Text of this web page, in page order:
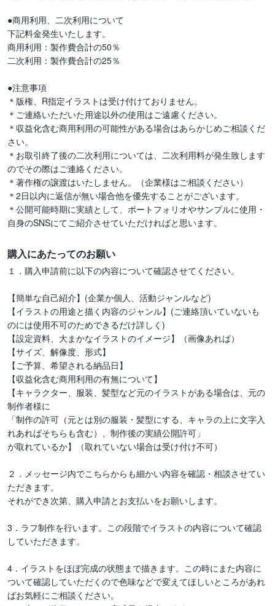
●商用利用、二次利用について
下記料金発生いたします。
商用利用：製作費合計の50％
二次利用：製作費合計の25％
●注意事項
＊版権、R指定イラストは受け付けておりません。
＊ご連絡いただいた用途以外の使用はご遠慮ください。
＊収益化含む商用利用の可能性がある場合はあらかじめご相談くだ
さい。
＊お取引終了後の二次利用については、二次利用料が発生致します
のでその際はご連絡ください。
＊著作権の譲渡はいたしません。（企業様はご相談ください）
＊2日以内に返信が無い場合他を優先することがございます。
＊公開可能時期に実績として、ポートフォリオやサンプルに使用・
自身のSNSにてご紹介させていただければと思います。
購入にあたってのお願い
１．購入申請前に以下の内容について確認させてください。
【簡単な自己紹介】(企業か個人、活動ジャンルなど)
【イラストの用途と描く内容のジャンル】(ご連絡頂いていないも
のには使用不可のためできるだけ詳しく)
【設定資料、大まかなイラストのイメージ】（画像あれば）
【サイズ、解像度、形式】
【ご予算、希望される納品日】
【収益化含む商用利用の有無について】
【キャラクター、服装、髪型など元のイラストがある場合は、元の
制作者様に
「制作の許可（元とは別の服装・髪型にする、キャラの上に文字入
れあればそちらも含む）、制作後の実績公開許可」
が取れているか】（取れていない場合は受け付け不可）
２．メッセージ内でこちらからも細かい内容を確認・相談させてい
ただきます。
それができ次第、購入申請とお支払いをお願いします。
3．ラフ制作を行います。この段階でイラストの内容について確認
していただきます。
4．イラストをほぼ完成の状態まで描きます。この時にまた内容に
ついて確認していただくので色味などで変えてほしいところがあれ
ばお気軽にご相談ください。